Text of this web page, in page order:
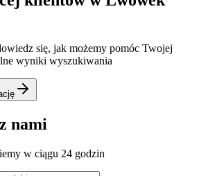
się, jak możemy pomóc Twojej
wyniki wyszukiwania
nami
w ciągu 24 godzin